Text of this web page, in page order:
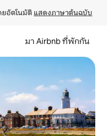
ยอัตโนมัติ แสดงภาษาต้นฉบับ
มา Airbnb ที่พักกัน